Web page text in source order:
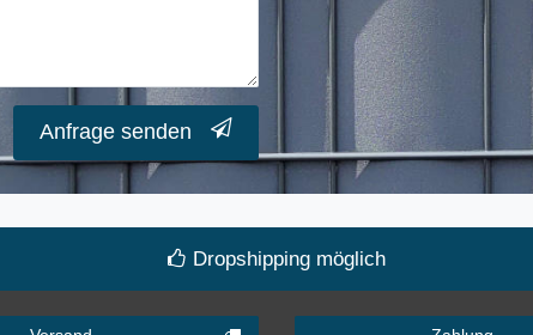
Anfrage senden
Dropshipping möglich